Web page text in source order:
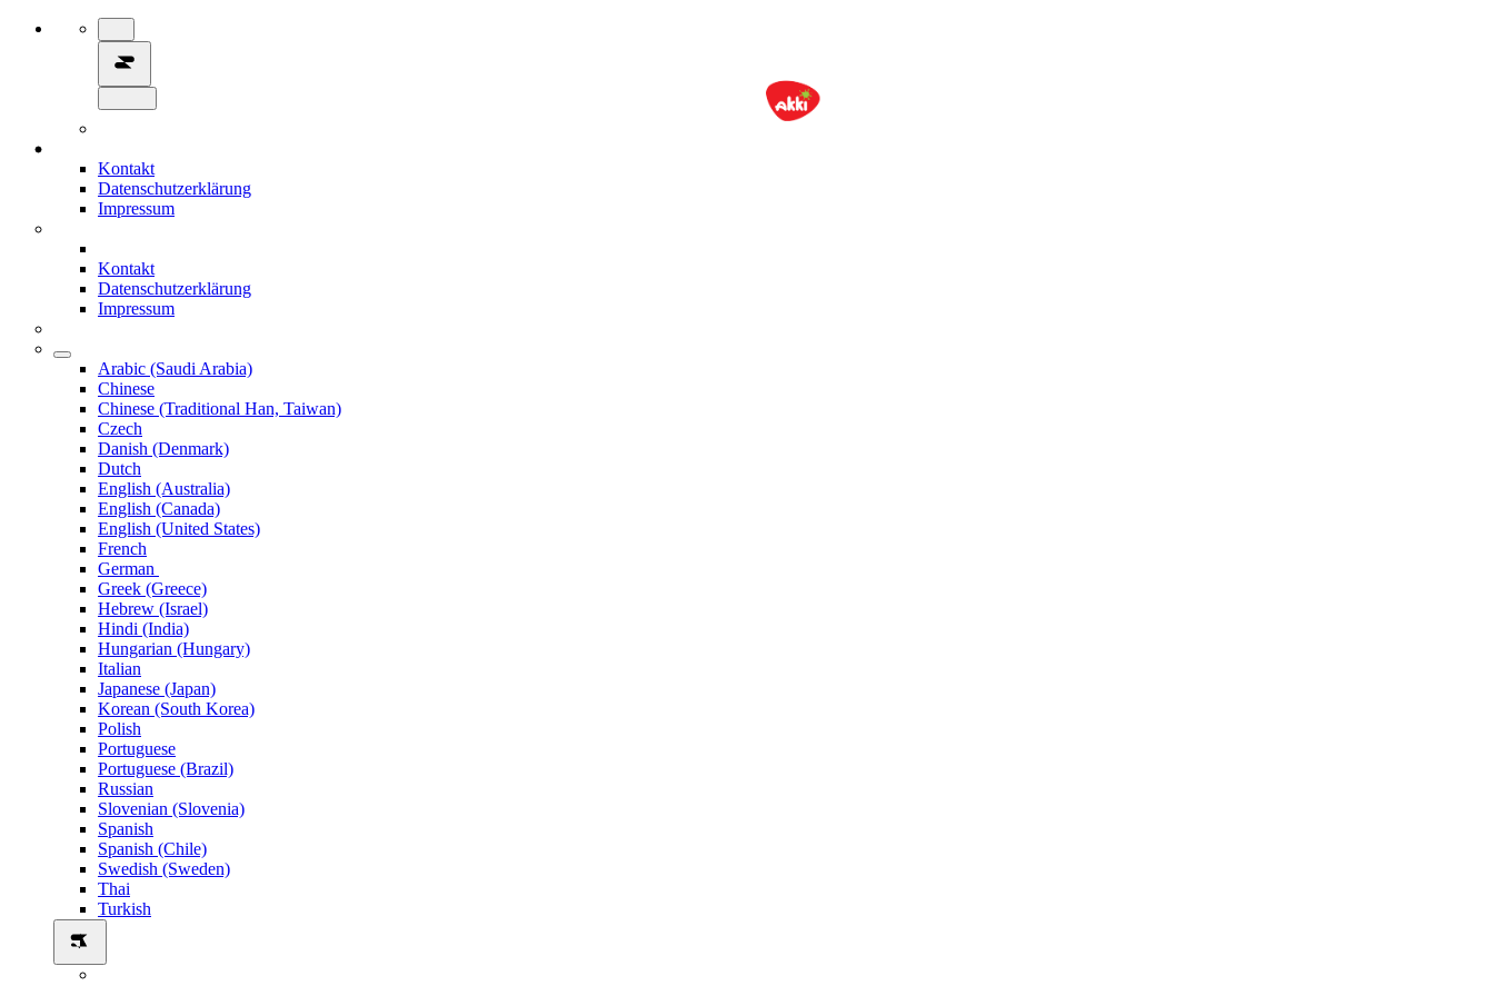
Kontakt
Datenschutzerklärung
Impressum
Kontakt
Datenschutzerklärung
Impressum
Arabic (Saudi Arabia)
Chinese
Chinese (Traditional Han, Taiwan)
Czech
Danish (Denmark)
Dutch
English (Australia)
English (Canada)
English (United States)
French
German
Greek (Greece)
Hebrew (Israel)
Hindi (India)
Hungarian (Hungary)
Italian
Japanese (Japan)
Korean (South Korea)
Polish
Portuguese
Portuguese (Brazil)
Russian
Slovenian (Slovenia)
Spanish
Spanish (Chile)
Swedish (Sweden)
Thai
Turkish